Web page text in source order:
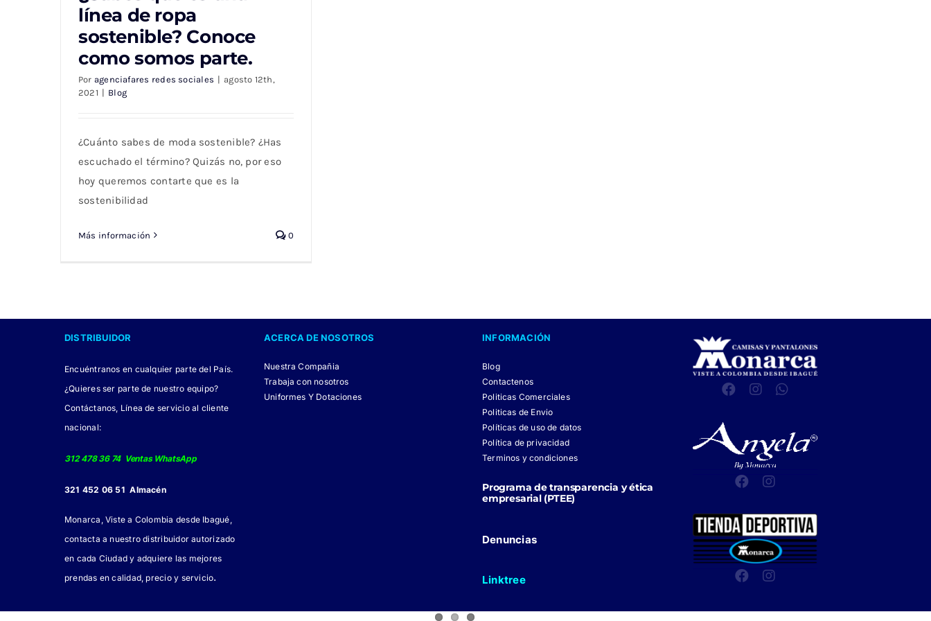
¿Sabes que es una línea de ropa
sostenible? Conoce como somos parte.
línea de ropa
sostenible? Conoce
como somos parte.
Por agenciafares redes sociales | agosto 12th,
2021 | Blog
¿Cuánto sabes de moda sostenible? ¿Has
escuchado el término? Quizás no, por eso
hoy queremos contarte que es la
sostenibilidad
Más información 0
DISTRIBUIDOR
Encuéntranos en cualquier parte del País.
¿Quieres ser parte de nuestro equipo?
Contáctanos, Línea de servicio al cliente
nacional:
312 478 36 74 Ventas WhatsApp
321 452 06 51 Almacén
Monarca, Viste a Colombia desde Ibagué,
contacta a nuestro distribuidor autorizado
en cada Ciudad y adquiere las mejores
prendas en calidad, precio y servicio.
ACERCA DE NOSOTROS
Nuestra Compañia
Trabaja con nosotros
Uniformes Y Dotaciones
INFORMACIÓN
Blog
Contactenos
Politicas Comerciales
Politicas de Envio
Políticas de uso de datos
Política de privacidad
Terminos y condiciones
Programa de transparencia y ética
empresarial (PTEE)
Denuncias
Linktree